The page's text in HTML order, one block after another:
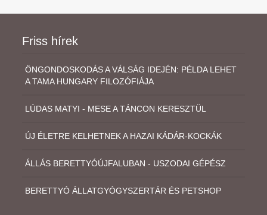
Friss hírek
ÖNGONDOSKODÁS A VÁLSÁG IDEJÉN: PÉLDA LEHET
A TAMA HUNGARY FILOZÓFIÁJA
LÚDAS MATYI - MESE A TÁNCON KERESZTÜL
ÚJ ÉLETRE KELHETNEK A HAZAI KÁDÁR-KOCKÁK
ÁLLÁS BERETTYÓÚJFALUBAN - USZODAI GÉPÉSZ
BERETTYÓ ÁLLATGYÓGYSZERTÁR ÉS PETSHOP